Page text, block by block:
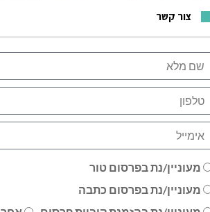
צור קשר
מעוניין/נת בפרסום טור
מעוניין/נת בפרסום כתבה